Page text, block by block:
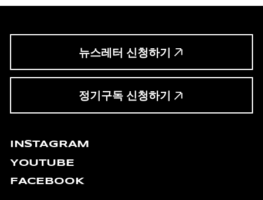
뉴스레터 신청하기
정기구독 신청하기
INSTAGRAM
YOUTUBE
FACEBOOK